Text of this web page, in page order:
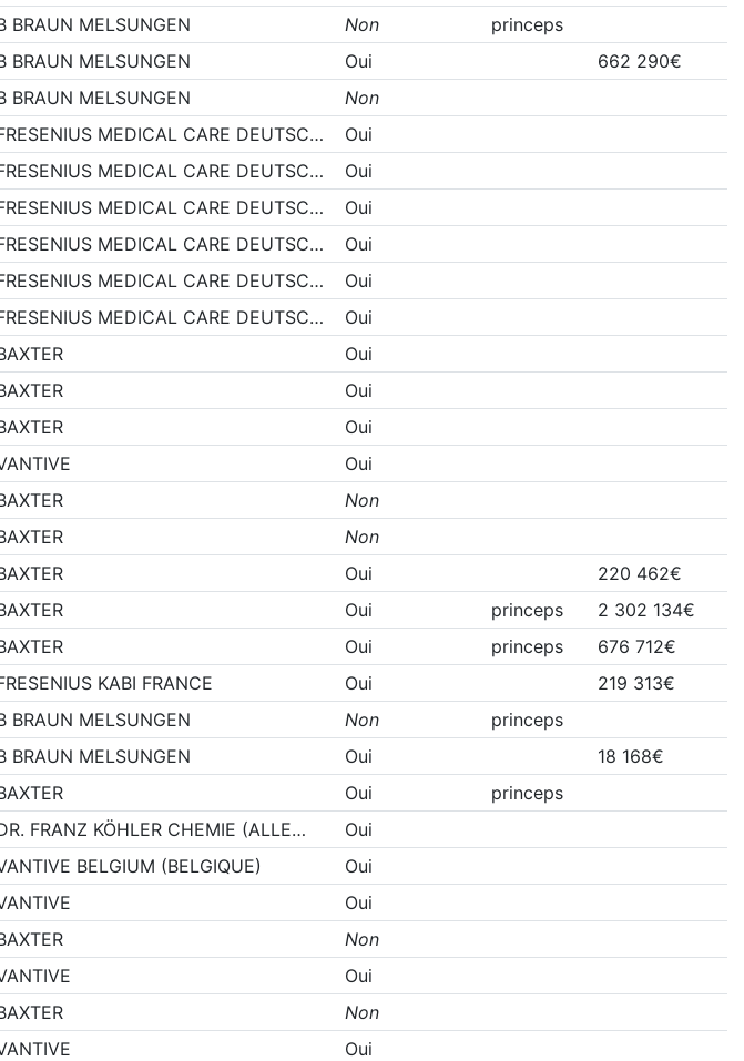
BRAUN MELSUNGEN Non
princeps
BRAUN MELSUNGEN Oui
662 290€
BRAUN MELSUNGEN
Non
MEDICAL CARE DEUTSC…
Oui
MEDICAL CARE DEUTSC…
Oui
MEDICAL CARE DEUTSC…
Oui
MEDICAL CARE DEUTSC…
Oui
MEDICAL CARE DEUTSC…
Oui
MEDICAL CARE DEUTSC…
Oui
Oui
Oui
Oui
Oui
Non
Non
Oui
220 462€
Oui princeps
2 302 134€
Oui princeps
676 712€
KABI FRANCE Oui
219 313€
BRAUN MELSUNGEN Non
princeps
BRAUN MELSUNGEN Oui
18 168€
Oui
princeps
FRANZ KÖHLER CHEMIE (ALLE…
Oui
BELGIUM (BELGIQUE)
Oui
Oui
Non
Oui
Non
Oui